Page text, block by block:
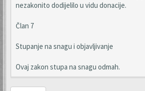
nezakonito dodijelilo u vidu donacije.
Član 7
Stupanje na snagu i objavljivanje
Ovaj zakon stupa na snagu odmah.